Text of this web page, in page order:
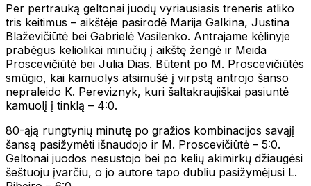
Per pertrauką geltonai juodų vyriausiasis treneris atliko
tris keitimus – aikštėje pasirodė Marija Galkina, Justina
Blaževičiūtė bei Gabrielė Vasilenko. Antrajame kėlinyje
prabėgus keliolikai minučių į aikštę žengė ir Meida
Proscevičiūtė bei Julia Dias. Būtent po M. Proscevičiūtės
smūgio, kai kamuolys atsimušė į virpstą antrojo šanso
nepraleido K. Pereviznyk, kuri šaltakraujiškai pasiuntė
kamuolį į tinklą – 4:0.
80-ąją rungtynių minutę po gražios kombinacijos savąjį
šansą pasižymėti išnaudojo ir M. Proscevičiūtė – 5:0.
Geltonai juodos nesustojo bei po kelių akimirkų džiaugėsi
šeštuoju įvarčiu, o jo autore tapo dubliu pasižymėjusi L.